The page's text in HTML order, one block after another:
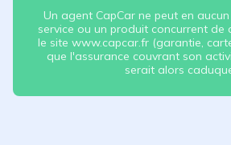
Un agent CapCar ne peut en
service ou un produit concurrent de
le site www.capcar.fr (garantie,
que l'assurance couvrant son
serait alors